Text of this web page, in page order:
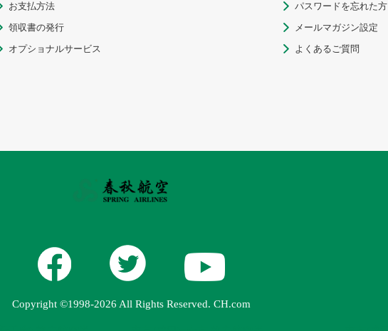
お支払方法
領収書の発行
オプショナルサービス
 パスワードを忘れた方
 メールマガジン設定
 よくあるご質問
Copyright ©1998-2026 All Rights Reserved. CH.com